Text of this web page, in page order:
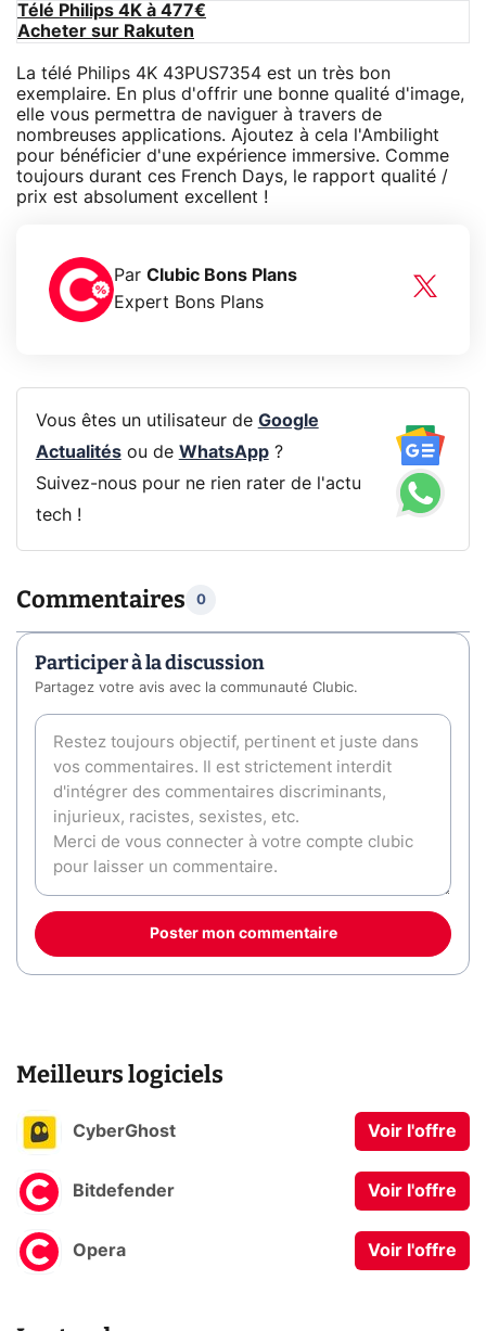
Télé Philips 4K à 477€
Acheter sur Rakuten
La télé Philips 4K 43PUS7354 est un très bon
exemplaire. En plus d'offrir une bonne qualité d'image,
elle vous permettra de naviguer à travers de
nombreuses applications. Ajoutez à cela l'Ambilight
pour bénéficier d'une expérience immersive. Comme
toujours durant ces French Days, le rapport qualité /
prix est absolument excellent !
Par Clubic Bons Plans
Expert Bons Plans
Vous êtes un utilisateur de Google
Actualitésou de WhatsApp?
Suivez-nous pour ne rien rater de l'actu
tech !
Commentaires 0
Participer à la discussion
Partagez votre avis avec la communauté Clubic.
Poster mon commentaire
Meilleurs logiciels
CyberGhost Voir l'offre
Bitdefender Voir l'offre
Opera Voir l'offre